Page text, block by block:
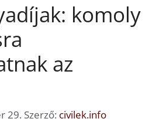
komoly
az
29. Szerző: civilek.info